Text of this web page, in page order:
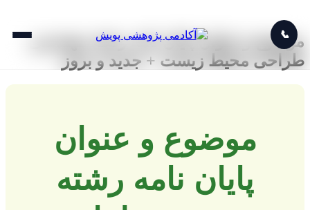
📞
موضوع و عنوان پایان نامه رشته مهندسی
طراحی محیط زیست + جدید و بروز
موضوع و عنوان
پایان نامه رشته